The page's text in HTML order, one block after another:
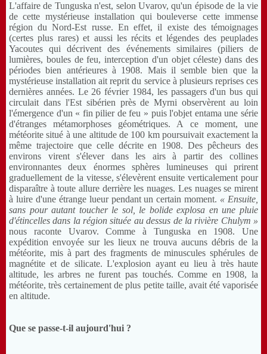
L'affaire de Tunguska n'est, selon Uvarov, qu'un épisode de la vie
de cette mystérieuse installation qui bouleverse cette immense
région du Nord-Est russe. En effet, il existe des témoignages
(certes plus rares) et aussi les récits et légendes des peuplades
Yacoutes qui décrivent des événements similaires (piliers de
lumières, boules de feu, interception d'un objet céleste) dans des
périodes bien antérieures à 1908. Mais il semble bien que la
mystérieuse installation ait reprit du service à plusieurs reprises ces
dernières années. Le 26 février 1984, les passagers d'un bus qui
circulait dans l'Est sibérien près de Myrni observèrent au loin
l'émergence d'un « fin pilier de feu » puis l'objet entama une série
d'étranges métamorphoses géométriques. A ce moment, une
météorite situé à une altitude de 100 km poursuivait exactement la
même trajectoire que celle décrite en 1908. Des pêcheurs des
environs virent s'élever dans les airs à partir des collines
environnantes deux énormes sphères lumineuses qui prirent
graduellement de la vitesse, s'élevèrent ensuite verticalement pour
disparaître à toute allure derrière les nuages. Les nuages se mirent
à luire d'une étrange lueur pendant un certain moment. « Ensuite,
sans pour autant toucher le sol, le bolide explosa en une pluie
d'étincelles dans la région située au dessus de la rivière Chulym »
nous raconte Uvarov. Comme à Tunguska en 1908. Une
expédition envoyée sur les lieux ne trouva aucuns débris de la
météorite, mis à part des fragments de minuscules sphérules de
magnétite et de silicate. L'explosion ayant eu lieu à très haute
altitude, les arbres ne furent pas touchés. Comme en 1908, la
météorite, très certainement de plus petite taille, avait été vaporisée
en altitude.
Que se passe-t-il aujourd'hui ?